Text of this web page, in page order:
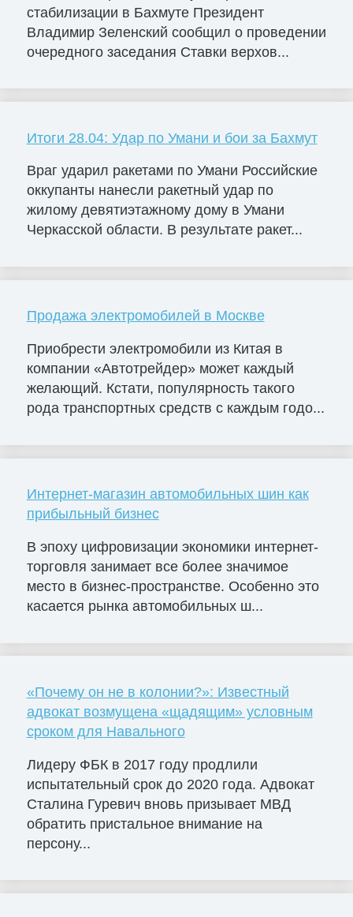
стабилизации в Бахмуте Президент
Владимир Зеленский сообщил о проведении
очередного заседания Ставки верхов...
Итоги 28.04: Удар по Умани и бои за Бахмут
Враг ударил ракетами по Умани Российские
оккупанты нанесли ракетный удар по
жилому девятиэтажному дому в Умани
Черкасской области. В результате ракет...
Продажа электромобилей в Москве
Приобрести электромобили из Китая в
компании «Автотрейдер» может каждый
желающий. Кстати, популярность такого
рода транспортных средств с каждым годо...
Интернет-магазин автомобильных шин как
прибыльный бизнес
В эпоху цифровизации экономики интернет-
торговля занимает все более значимое
место в бизнес-пространстве. Особенно это
касается рынка автомобильных ш...
«Почему он не в колонии?»: Известный
адвокат возмущена «щадящим» условным
сроком для Навального
Лидеру ФБК в 2017 году продлили
испытательный срок до 2020 года. Адвокат
Сталина Гуревич вновь призывает МВД
обратить пристальное внимание на
персону...